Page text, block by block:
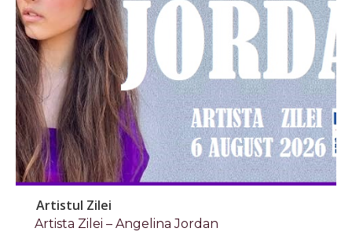
Artistul Zilei
Artista Zilei – Angelina Jordan